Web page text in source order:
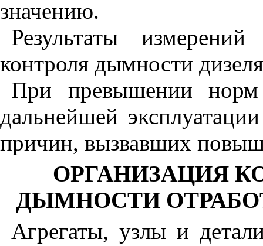
значению.
Результаты
контроля дымности
При превышении
дальнейшей
причин, вызвавших
ОРГАНИЗАЦИЯ
ДЫМНОСТИ
Агрегаты, узлы и